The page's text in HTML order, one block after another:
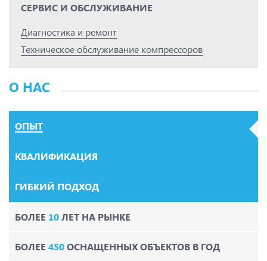
СЕРВИС И ОБСЛУЖИВАНИЕ
Диагностика и ремонт
Техническое обслуживание компрессоров
О НАС
ОПЫТ
КВАЛИФИКАЦИЯ
ГИБКИЙ ПОДХОД
БОЛЕЕ 10ЛЕТ НА РЫНКЕ
БОЛЕЕ 450ОСНАЩЕННЫХ ОБЪЕКТОВ В ГОД